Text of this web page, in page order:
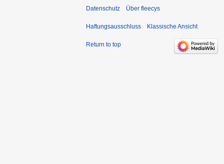
Datenschutz Über fleecys
Haftungsausschluss Klassische Ansicht
Return to top